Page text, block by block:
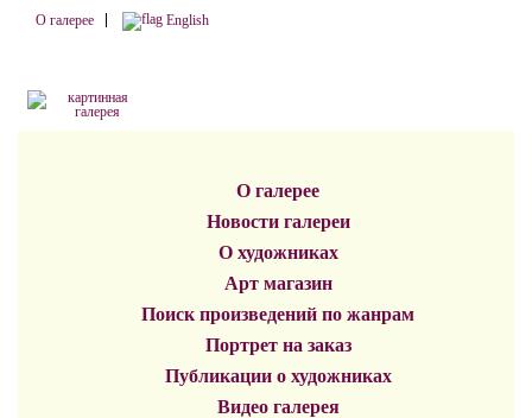
О галерее English
О галерее
Новости галереи
О художниках
Арт магазин
Поиск произведений по жанрам
Портрет на заказ
Публикации о художниках
Видео галерея